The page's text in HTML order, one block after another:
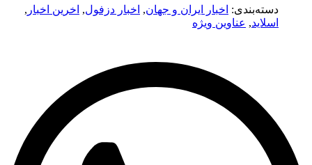
دسته‌بندی: اخبار ایران و جهان, اخبار دزفول, اخرین اخبار ,
اسلاید, عناوین ویژه